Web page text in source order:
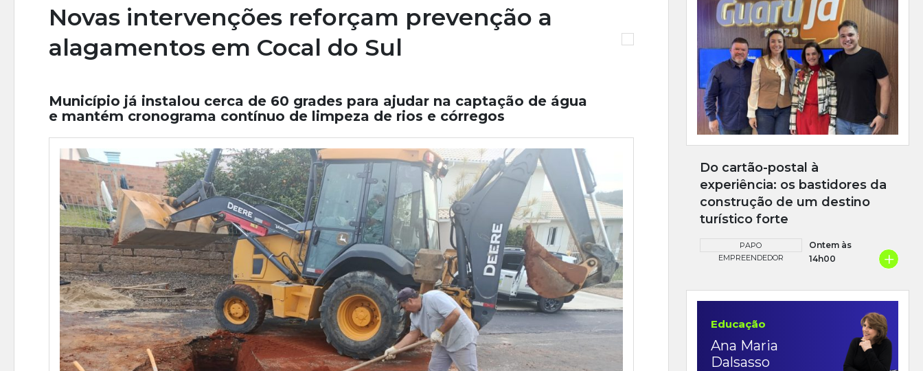
Novas intervenções reforçam prevenção a
alagamentos em Cocal do Sul
Município já instalou cerca de 60 grades para ajudar na captação de água
e mantém cronograma contínuo de limpeza de rios e córregos
Do cartão-postal à
experiência: os bastidores da
construção de um destino
turístico forte
PAPO
EMPREENDEDOR
Ontem às
14h00
+
Educação
Ana Maria
Dalsasso